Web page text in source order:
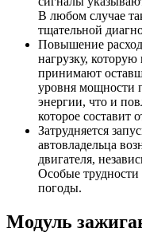
В любом случае
тщательной
Повышение
нагрузку,
принимают
уровня мощности
энергии, что и
которое составит
Затрудняется
автовладельца
двигателя,
Особые
погоды.
Модуль